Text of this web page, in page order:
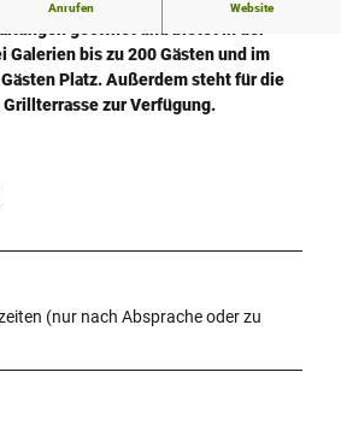
Anrufen Website
Galerien bis zu 200 Gästen und im
Platz. Außerdem steht für die
zur Verfügung.
(nur nach Absprache oder zu